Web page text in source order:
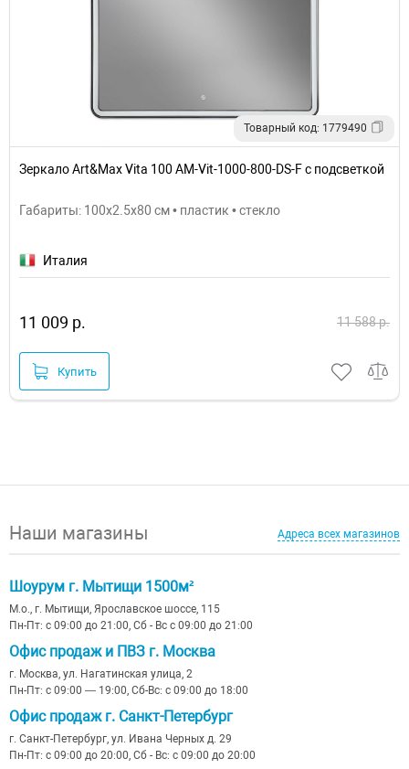
Товарный код: 1779490
Зеркало Art&Max Vita 100 AM-Vit-1000-800-DS-F с подсветкой
Габариты: 100x2.5x80 см • пластик • стекло
Италия
11 009 р. 11 588 р.
Купить
Наши магазины Адреса всех магазинов
Шоурум г. Мытищи 1500м²
М.о., г. Мытищи, Ярославское шоссе, 115
Пн-Пт: с 09:00 до 21:00, Сб - Вс с 09:00 до 21:00
Офис продаж и ПВЗ г. Москва
г. Москва, ул. Нагатинская улица, 2
Пн-Пт: с 09:00 — 19:00, Сб-Вс: с 09:00 до 18:00
Офис продаж г. Санкт-Петербург
г. Санкт-Петербург, ул. Ивана Черных д. 29
Пн-Пт: с 09:00 до 20:00, Сб - Вс: с 09:00 до 20:00